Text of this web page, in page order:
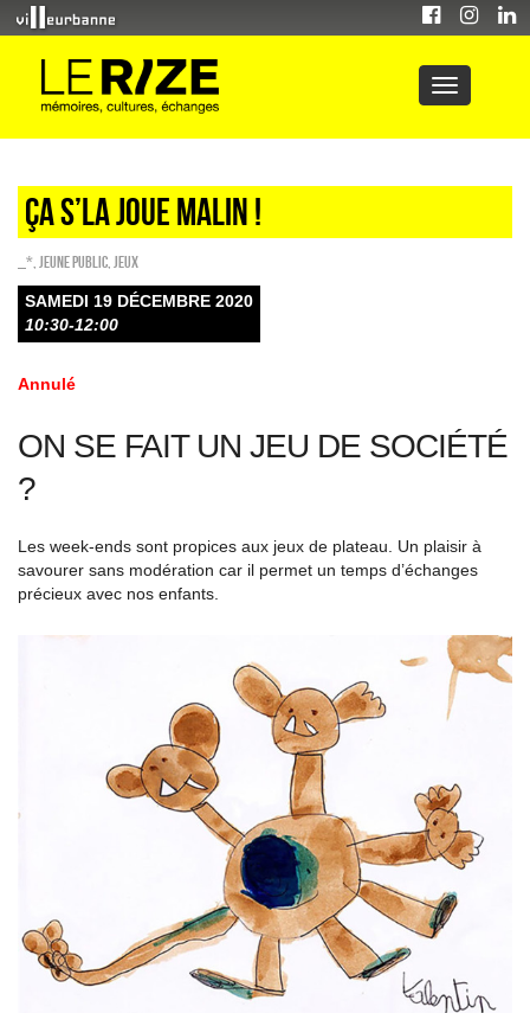
Ça s’la joue malin !
_* Jeune public Jeux
SAMEDI 19 DÉCEMBRE 2020
10:30-12:00
Annulé
ON SE FAIT UN JEU DE SOCIÉTÉ
?
Les week-ends sont propices aux jeux de plateau. Un plaisir à
savourer sans modération car il permet un temps d’échanges
précieux avec nos enfants.